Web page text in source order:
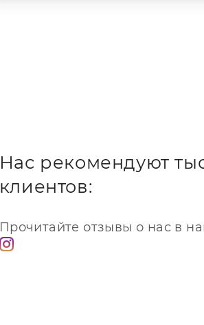
Нас рекомендуют
клиентов:
Прочитайте отзывы о нас в